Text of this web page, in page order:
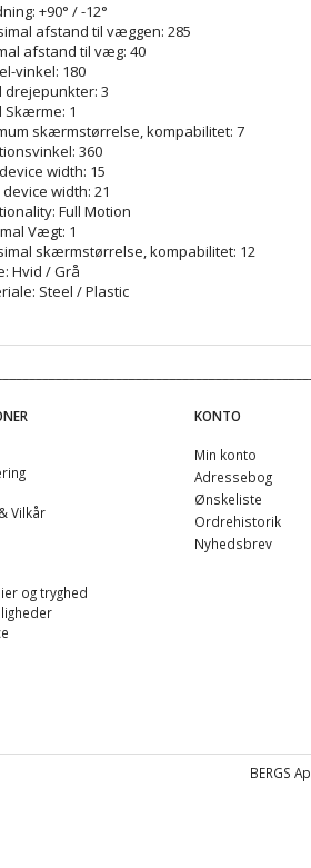
+90° / -12°
afstand til væggen: 285
afstand til væg: 40
vinkel: 180
drejepunkter: 3
Skærme: 1
skærmstørrelse, kompabilitet: 7
360
width: 15
width: 21
Full Motion
Vægt: 1
skærmstørrelse, kompabilitet: 12
Hvid / Grå
Steel / Plastic
Vilkår
og tryghed
KONTO
Min konto
Adressebog
Ønskeliste
Ordrehistorik
Nyhedsbrev
BERGS